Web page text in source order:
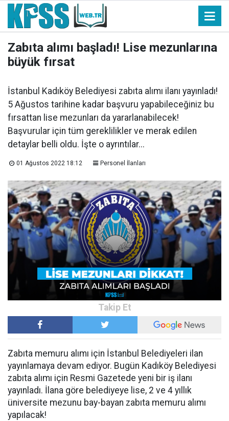
Zabıta alımı başladı! Lise mezunlarına
büyük fırsat
İstanbul Kadıköy Belediyesi zabıta alımı ilanı yayınladı!
5 Ağustos tarihine kadar başvuru yapabileceğiniz bu
fırsattan lise mezunları da yararlanabilecek!
Başvurular için tüm gereklilikler ve merak edilen
detaylar belli oldu. İşte o ayrıntılar...
01 Ağustos 2022 18:12 Personel İlanları
Zabıta memuru alımı için İstanbul Belediyeleri ilan
yayınlamaya devam ediyor. Bugün Kadıköy Belediyesi
zabıta alımı için Resmi Gazetede yeni bir iş ilanı
yayınladı. İlana göre belediyeye lise, 2 ve 4 yıllık
üniversite mezunu bay-bayan zabıta memuru alımı
yapılacak!